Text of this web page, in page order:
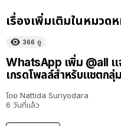
เรื่องเพิ่มเติมในหมวด
366 ดู
WhatsApp เพิ่ม @all แ
เกรดโพลล์สำหรับแชตกลุ่ม
โดย Nattida Suriyodara
6 วันที่แล้ว